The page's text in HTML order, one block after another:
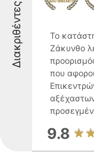
Διακριθέντες
Το
Ζάκυνθο
που
9.8